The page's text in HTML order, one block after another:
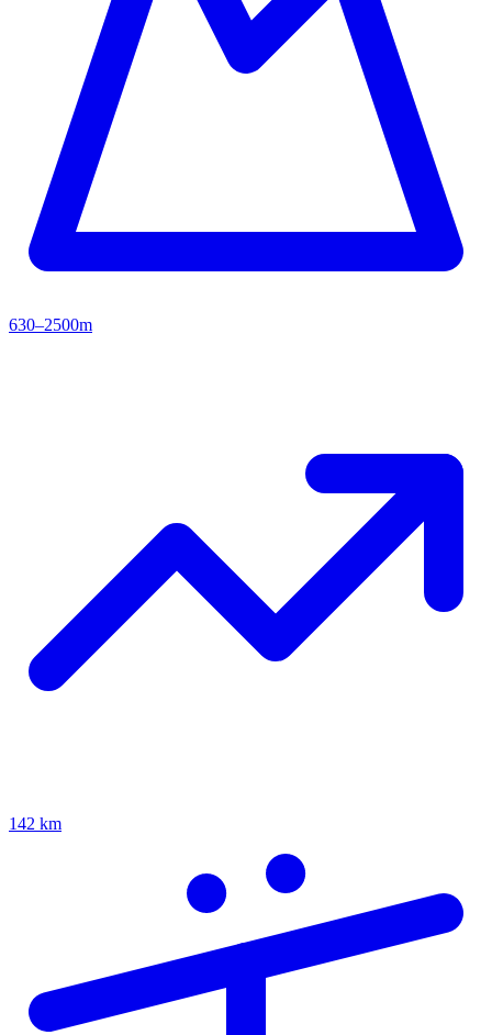
630–2500m
142 km